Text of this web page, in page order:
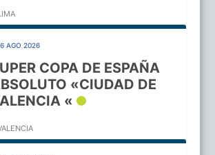
AGO 2026
COPA DE ESPAÑA
«CIUDAD DE
«